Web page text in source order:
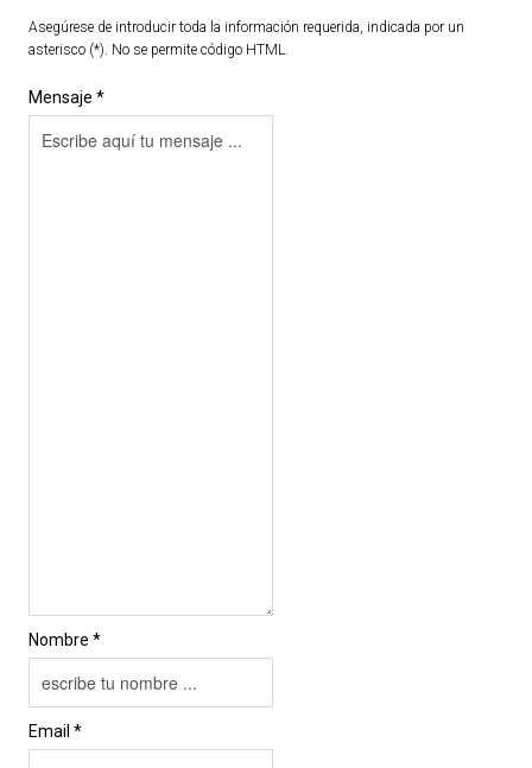
Asegúrese de introducir toda la información requerida, indicada por un
asterisco (*). No se permite código HTML.
Mensaje *
Nombre *
Email *